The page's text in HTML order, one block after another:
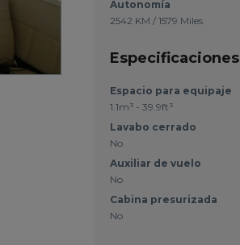
Autonomía
2542 KM / 1579 Miles
Especificaciones
Espacio para equipaje
1.1m³ - 39.9ft³
Lavabo cerrado
No
Auxiliar de vuelo
No
Cabina presurizada
No